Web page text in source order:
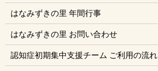
はなみずきの里 年間行事
はなみずきの里 お問い合わせ
認知症初期集中支援チーム ご利用の流れ